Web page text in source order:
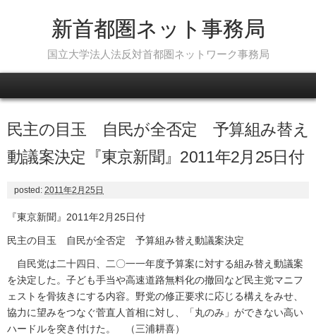
新首都圏ネット事務局
国立大学法人法反対首都圏ネットワーク事務局
民主の目玉 自民が全否定 予算組み替え
動議案決定『東京新聞』2011年2月25日付
posted: 2011年2月25日
『東京新聞』2011年2月25日付
民主の目玉 自民が全否定 予算組み替え動議案決定
自民党は二十四日、二〇一一年度予算案に対する組み替え動議案
を決定した。子ども手当や高速道路無料化の撤回など民主党マニフ
ェストを骨抜きにする内容。野党の修正要求に応じる構えをみせ、
協力に望みをつなぐ菅直人首相に対し、「丸のみ」ができない高い
ハードルを突き付けた。 （三浦耕喜）